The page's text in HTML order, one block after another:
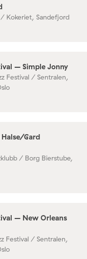
Kokeriet, Sandefjord
– Simple Jonny
Festival / Sentralen,
Gard
/ Borg Bierstube,
– New Orleans
Festival / Sentralen,